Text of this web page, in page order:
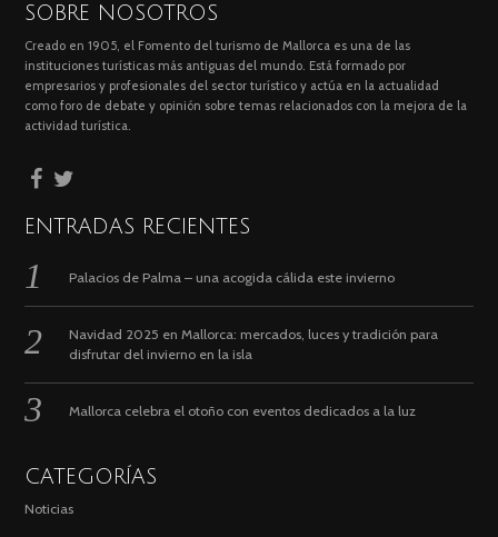
SOBRE NOSOTROS
Creado en 1905, el Fomento del turismo de Mallorca es una de las
instituciones turísticas más antiguas del mundo. Está formado por
empresarios y profesionales del sector turístico y actúa en la actualidad
como foro de debate y opinión sobre temas relacionados con la mejora de la
actividad turística.
ENTRADAS RECIENTES
Palacios de Palma – una acogida cálida este invierno
Navidad 2025 en Mallorca: mercados, luces y tradición para
disfrutar del invierno en la isla
Mallorca celebra el otoño con eventos dedicados a la luz
CATEGORÍAS
Noticias